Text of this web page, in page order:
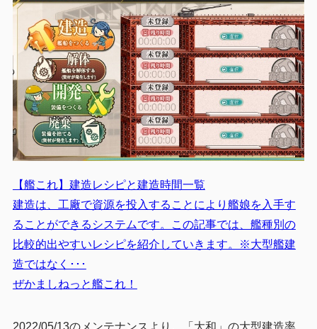
【艦これ】建造レシピと建造時間一覧
建造は、工廠で資源を投入することにより艦娘を入手す
ることができるシステムです。この記事では、艦種別の
比較的出やすいレシピを紹介していきます。※大型艦建
造ではなく･･･
ぜかましねっと艦これ！
2022/05/13のメンテナンスより、「大和」の大型建造率